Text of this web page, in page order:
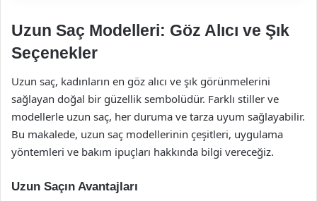
Uzun Saç Modelleri: Göz Alıcı ve Şık
Seçenekler
Uzun saç, kadınların en göz alıcı ve şık görünmelerini
sağlayan doğal bir güzellik sembolüdür. Farklı stiller ve
modellerle uzun saç, her duruma ve tarza uyum sağlayabilir.
Bu makalede, uzun saç modellerinin çeşitleri, uygulama
yöntemleri ve bakım ipuçları hakkında bilgi vereceğiz.
Uzun Saçın Avantajları